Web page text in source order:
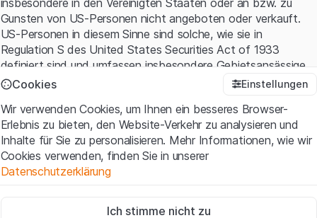
Gunsten von US-Personen nicht angeboten oder verkauft.
US-Personen in diesem Sinne sind solche, wie sie in
Regulation S des United States Securities Act of 1933
definiert sind und umfassen insbesondere Gebietsansässige
der Vereinigten Staaten sowie amerikanische Kapital- und
Nutzungsbedingungen und rechtliche Informationen
Mit dem Zugriff auf diese Website erklären Sie, dass Sie die
rechtlichen Informationen und die wichtigen Hinweise und
Nutzungsbedingungen verstanden haben und akzeptieren.
sind, unterlassen Sie bitte den Zugriff auf diese Website.
Cookies Einstellungen
Wir verwenden Cookies, um Ihnen ein besseres Browser-
Erlebnis zu bieten, den Website-Verkehr zu analysieren und
Inhalte für Sie zu personalisieren. Mehr Informationen, wie wir
Cookies verwenden, finden Sie in unserer
Datenschutzerklärung
Diese Cookies sind für die Website erforderlich und können nicht
Ich stimme nicht zu